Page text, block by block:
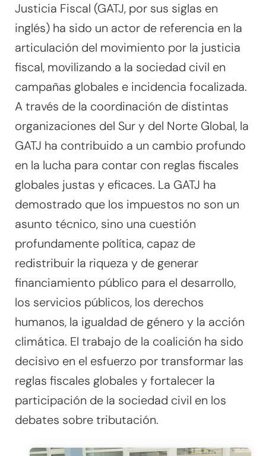
Buscar:
BUSCAR
Justicia Fiscal (GATJ, por sus siglas en
inglés) ha sido un actor de referencia en la
articulación del movimiento por la justicia
fiscal, movilizando a la sociedad civil en
campañas globales e incidencia focalizada.
A través de la coordinación de distintas
organizaciones del Sur y del Norte Global, la
GATJ ha contribuido a un cambio profundo
en la lucha para contar con reglas fiscales
globales justas y eficaces. La GATJ ha
demostrado que los impuestos no son un
asunto técnico, sino una cuestión
profundamente política, capaz de
redistribuir la riqueza y de generar
financiamiento público para el desarrollo,
los servicios públicos, los derechos
humanos, la igualdad de género y la acción
climática. El trabajo de la coalición ha sido
decisivo en el esfuerzo por transformar las
reglas fiscales globales y fortalecer la
participación de la sociedad civil en los
debates sobre tributación.